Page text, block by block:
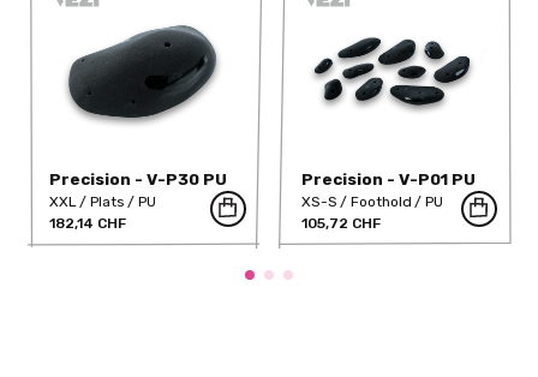
Precision - V-P30 PU
XXL Plats
PU
182,14 CHF
Precision - V-P01 PU
XS-S Foothold
PU
105,72 CHF